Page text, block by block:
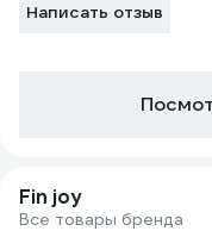
Написать отзыв
Fin joy
Все товары бренда